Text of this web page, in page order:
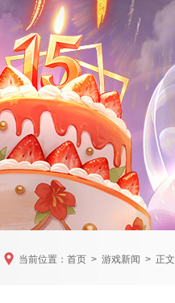
当前位置： 首页 > 游戏新闻 > 正文